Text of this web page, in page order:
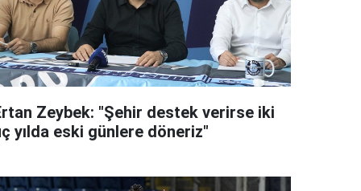
Zeybek: "Şehir destek verirse iki
yılda eski günlere döneriz"